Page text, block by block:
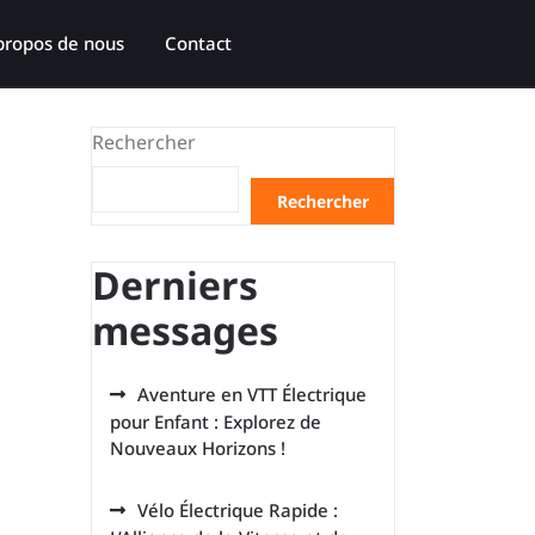
de nous Contact
Rechercher
Rechercher
Derniers
messages
Aventure en VTT Électrique
pour Enfant : Explorez de
Nouveaux Horizons !
Vélo Électrique Rapide :